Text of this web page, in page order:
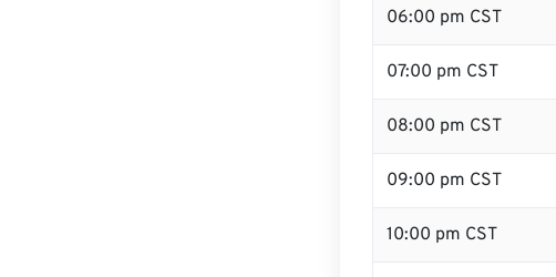
06:00 pm CST
07:00 pm CST
08:00 pm CST
09:00 pm CST
10:00 pm CST